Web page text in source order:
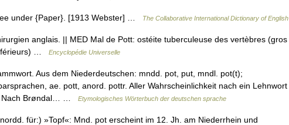
under {Paper}. [1913 Webster] … The Collaborative International Dictionary of English
anglais. || MED Mal de Pott: ostéite tuberculeuse des vertèbres (gros
…
Encyclopédie Universelle
Aus dem Niederdeutschen: mndd. pot, put, mndl. pot(t);
ae. pott, anord. pottr. Aller Wahrscheinlichkeit nach ein Lehnwort
Nach Brøndal… …
Etymologisches Wörterbuch der deutschen sprache
für:) »Topf«: Mnd. pot erscheint im 12. Jh. am Niederrhein und